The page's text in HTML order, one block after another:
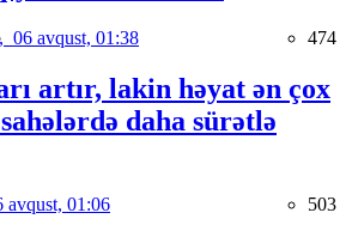
06 avqust, 01:38 474
artır, lakin həyat ən çox
daha sürətlə
avqust, 01:06 503